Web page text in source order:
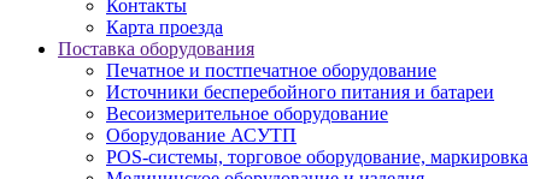
Контакты
Карта проезда
Поставка оборудования
Печатное и постпечатное оборудование
Источники бесперебойного питания и батареи
Весоизмерительное оборудование
Оборудование АСУТП
POS-системы, торговое оборудование, маркировка